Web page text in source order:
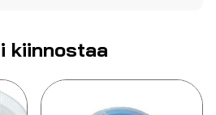
kiinnostaa